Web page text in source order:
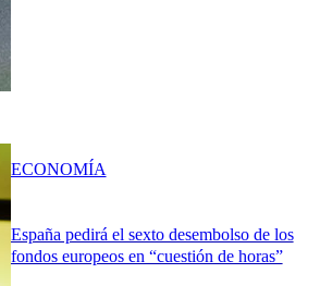
España pedirá el sexto desembolso de los
fondos europeos en “cuestión de horas”
ECONOMÍA